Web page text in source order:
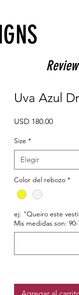
Uva Azul
USD 180.00Precio
Size *
Elegir
Color del rebozo *
ej: "Queiro este
Mis medidas son: